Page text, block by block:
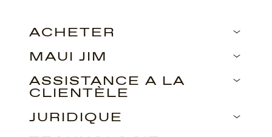
ACHETER
MAUI JIM
ASSISTANCE À LA
CLIENTÈLE
JURIDIQUE